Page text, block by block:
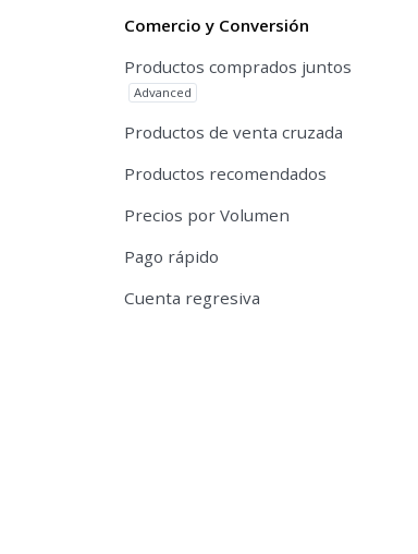
Comercio y Conversión
Productos comprados juntos
Advanced
Productos de venta cruzada
Productos recomendados
Precios por Volumen
Pago rápido
Cuenta regresiva